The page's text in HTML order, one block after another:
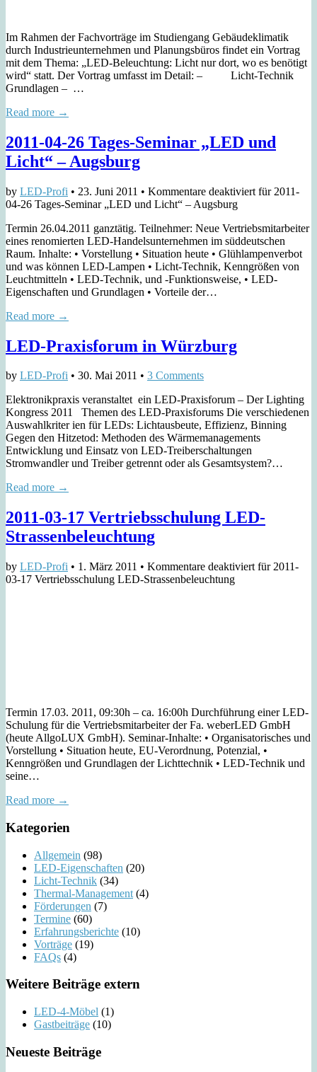
Im Rahmen der Fachvorträge im Studiengang Gebäudeklimatik
durch Industrieunternehmen und Planungsbüros findet ein Vortrag
mit dem Thema: „LED-Beleuchtung: Licht nur dort, wo es benötigt
wird“ statt. Der Vortrag umfasst im Detail: – Licht-Technik
Grundlagen – …
Read more →
2011-04-26 Tages-Seminar „LED und
Licht“ – Augsburg
by LED-Profi • 23. Juni 2011 • Kommentare deaktiviert für 2011-
04-26 Tages-Seminar „LED und Licht“ – Augsburg
Termin 26.04.2011 ganztätig. Teilnehmer: Neue Vertriebsmitarbeiter
eines renomierten LED-Handelsunternehmen im süddeutschen
Raum. Inhalte: • Vorstellung • Situation heute • Glühlampenverbot
und was können LED-Lampen • Licht-Technik, Kenngrößen von
Leuchtmitteln • LED-Technik, und -Funktionsweise, • LED-
Eigenschaften und Grundlagen • Vorteile der…
Read more →
LED-Praxisforum in Würzburg
by LED-Profi • 30. Mai 2011 • 3 Comments
Elektronikpraxis veranstaltet ein LED-Praxisforum – Der Lighting
Kongress 2011 Themen des LED-Praxisforums Die verschiedenen
Auswahlkriter ien für LEDs: Lichtausbeute, Effizienz, Binning
Gegen den Hitzetod: Methoden des Wärmemanagements
Entwicklung und Einsatz von LED-Treiberschaltungen
Stromwandler und Treiber getrennt oder als Gesamtsystem?…
Read more →
2011-03-17 Vertriebsschulung LED-
Strassenbeleuchtung
by LED-Profi • 1. März 2011 • Kommentare deaktiviert für 2011-
03-17 Vertriebsschulung LED-Strassenbeleuchtung
Termin 17.03. 2011, 09:30h – ca. 16:00h Durchführung einer LED-
Schulung für die Vertriebsmitarbeiter der Fa. weberLED GmbH
(heute AllgoLUX GmbH). Seminar-Inhalte: • Organisatorisches und
Vorstellung • Situation heute, EU-Verordnung, Potenzial, •
Kenngrößen und Grundlagen der Lichttechnik • LED-Technik und
seine…
Read more →
Kategorien
Allgemein (98)
LED-Eigenschaften (20)
Licht-Technik (34)
Thermal-Management (4)
Förderungen (7)
Termine (60)
Erfahrungsberichte (10)
Vorträge (19)
FAQs (4)
Weitere Beiträge extern
LED-4-Möbel (1)
Gastbeiträge (10)
Neueste Beiträge